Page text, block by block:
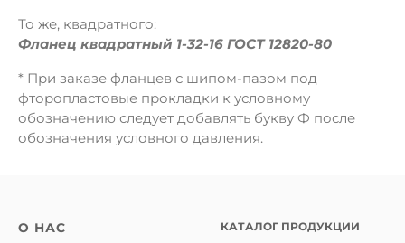
То же, квадратного:
Фланец квадратный 1-32-16 ГОСТ 12820-80
* При заказе фланцев с шипом-пазом под
фторопластовые прокладки к условному
обозначению следует добавлять букву Ф после
обозначения условного давления.
О НАС КАТАЛОГ ПРОДУКЦИИ